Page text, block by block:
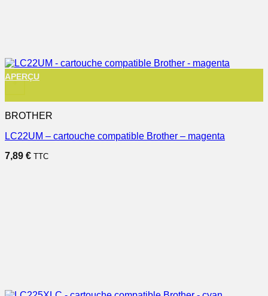
+
APERÇU
BROTHER
LC22UM – cartouche compatible Brother – magenta
7,89 € TTC